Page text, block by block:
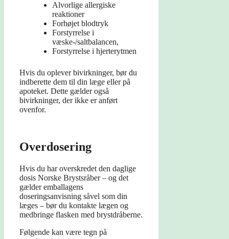
Alvorlige allergiske
reaktioner
Forhøjet blodtryk
Forstyrrelse i
væske-/saltbalancen,
Forstyrrelse i hjerterytmen
Hvis du oplever bivirkninger, bør du
indberette dem til din læge eller på
apoteket. Dette gælder også
bivirkninger, der ikke er anført
ovenfor.
Overdosering
Hvis du har overskredet den daglige
dosis Norske Brystsråber – og det
gælder emballagens
doseringsanvisning såvel som din
læges – bør du kontakte lægen og
medbringe flasken med brystdråberne.
Følgende kan være tegn på